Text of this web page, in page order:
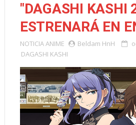
"DAGASHI KASHI
ESTRENARÁ EN
NOTICIAANIME Beldam HnH
DAGASHI KASHI